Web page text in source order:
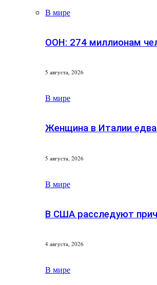
В мире
ООН: 274 миллионам
5 августа, 2026
В мире
Женщина в Италии
5 августа, 2026
В мире
В США расследуют
4 августа, 2026
В мире